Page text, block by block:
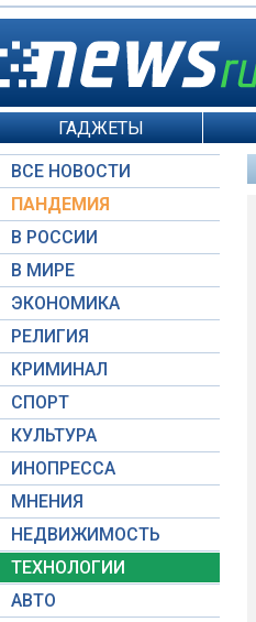
ГАДЖЕТЫ
ВСЕ НОВОСТИ
ПАНДЕМИЯ
В РОССИИ
В МИРЕ
ЭКОНОМИКА
РЕЛИГИЯ
КРИМИНАЛ
СПОРТ
КУЛЬТУРА
ИНОПРЕССА
МНЕНИЯ
НЕДВИЖИМОСТЬ
ТЕХНОЛОГИИ
АВТО